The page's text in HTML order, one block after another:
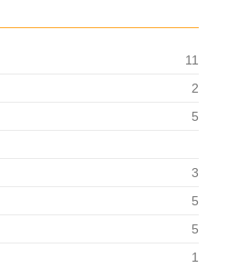
11
2
5
3
5
5
1